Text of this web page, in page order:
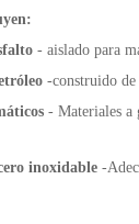
- aislado para
-construido
- Materiales a
inoxidable -